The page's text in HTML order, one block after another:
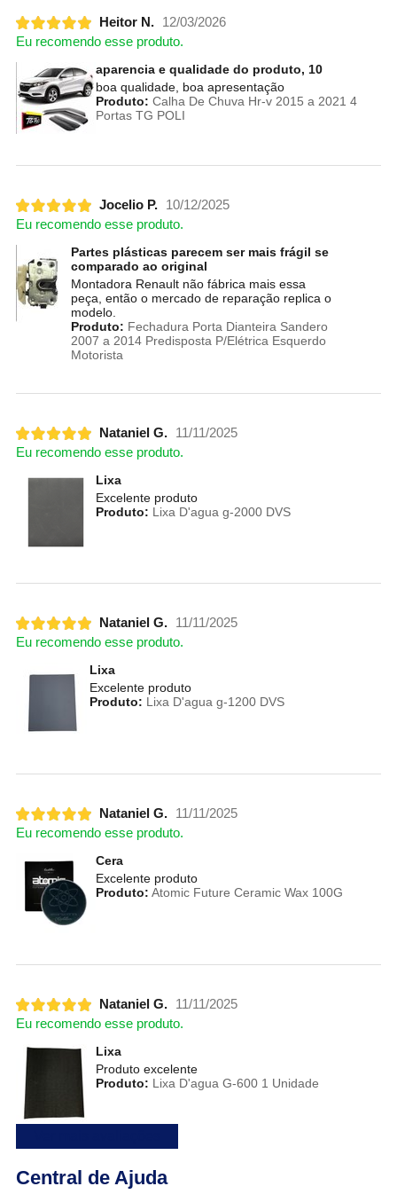
Heitor N.
12/03/2026
Eu recomendo esse produto.
aparencia e qualidade do produto, 10
boa qualidade, boa apresentação
Produto: Calha De Chuva Hr-v 2015 a 2021 4
Portas TG POLI
Jocelio P.
10/12/2025
Eu recomendo esse produto.
Partes plásticas parecem ser mais frágil se
comparado ao original
Montadora Renault não fábrica mais essa
peça, então o mercado de reparação replica o
modelo.
Produto: Fechadura Porta Dianteira Sandero
2007 a 2014 Predisposta P/Elétrica Esquerdo
Motorista
Nataniel G.
11/11/2025
Eu recomendo esse produto.
Lixa
Excelente produto
Produto: Lixa D'agua g-2000 DVS
Nataniel G.
11/11/2025
Eu recomendo esse produto.
Lixa
Excelente produto
Produto: Lixa D'agua g-1200 DVS
Nataniel G.
11/11/2025
Eu recomendo esse produto.
Cera
Excelente produto
Produto: Atomic Future Ceramic Wax 100G
Nataniel G.
11/11/2025
Eu recomendo esse produto.
Lixa
Produto excelente
Produto: Lixa D'agua G-600 1 Unidade
Central de Ajuda